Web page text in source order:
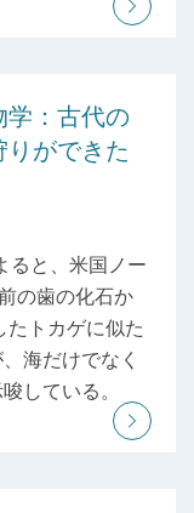
学：古代の
ができた
ると、米国ノー
の歯の化石か
トカゲに似た
海だけでなく
している。